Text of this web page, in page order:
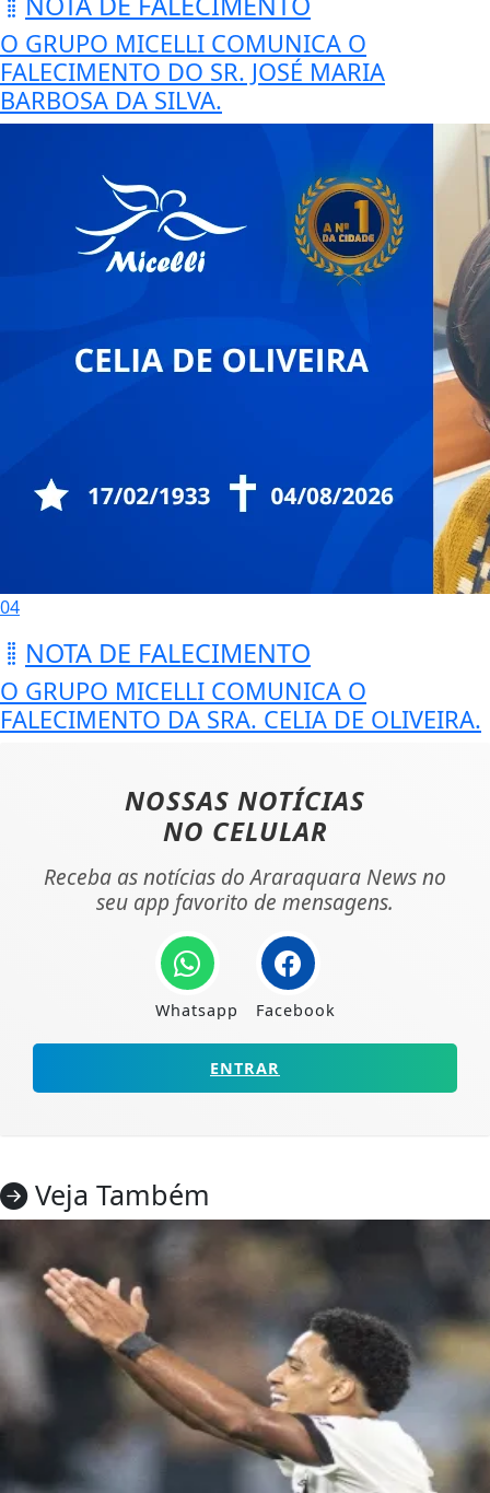
O GRUPO MICELLI COMUNICA O
FALECIMENTO DO SR. JOSÉ MARIA
BARBOSA DA SILVA.
04
NOTA DE FALECIMENTO
O GRUPO MICELLI COMUNICA O
FALECIMENTO DA SRA. CELIA DE OLIVEIRA.
NOSSAS NOTÍCIAS
NO CELULAR
Receba as notícias do Araraquara News no
seu app favorito de mensagens.
Whatsapp Facebook
ENTRAR
Veja Também